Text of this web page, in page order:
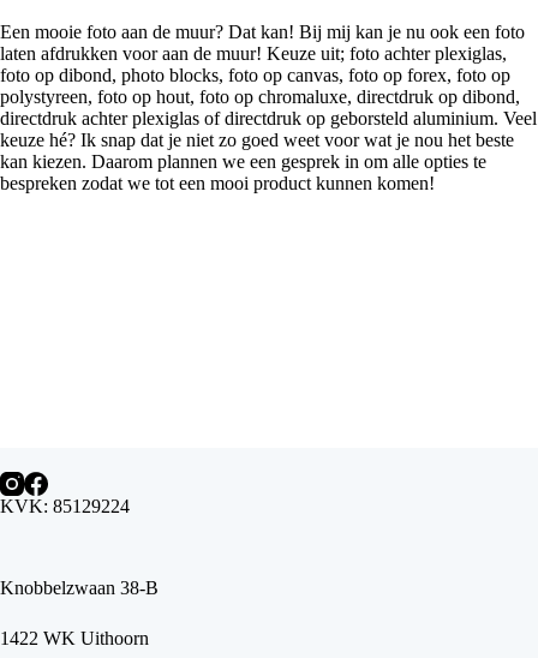
Een mooie foto aan de muur? Dat kan! Bij mij kan je nu ook een foto
laten afdrukken voor aan de muur! Keuze uit; foto achter plexiglas,
foto op dibond, photo blocks, foto op canvas, foto op forex, foto op
polystyreen, foto op hout, foto op chromaluxe, directdruk op dibond,
directdruk achter plexiglas of directdruk op geborsteld aluminium. Veel
keuze hé? Ik snap dat je niet zo goed weet voor wat je nou het beste
kan kiezen. Daarom plannen we een gesprek in om alle opties te
bespreken zodat we tot een mooi product kunnen komen!
KVK: 85129224
Knobbelzwaan 38-B
1422 WK Uithoorn